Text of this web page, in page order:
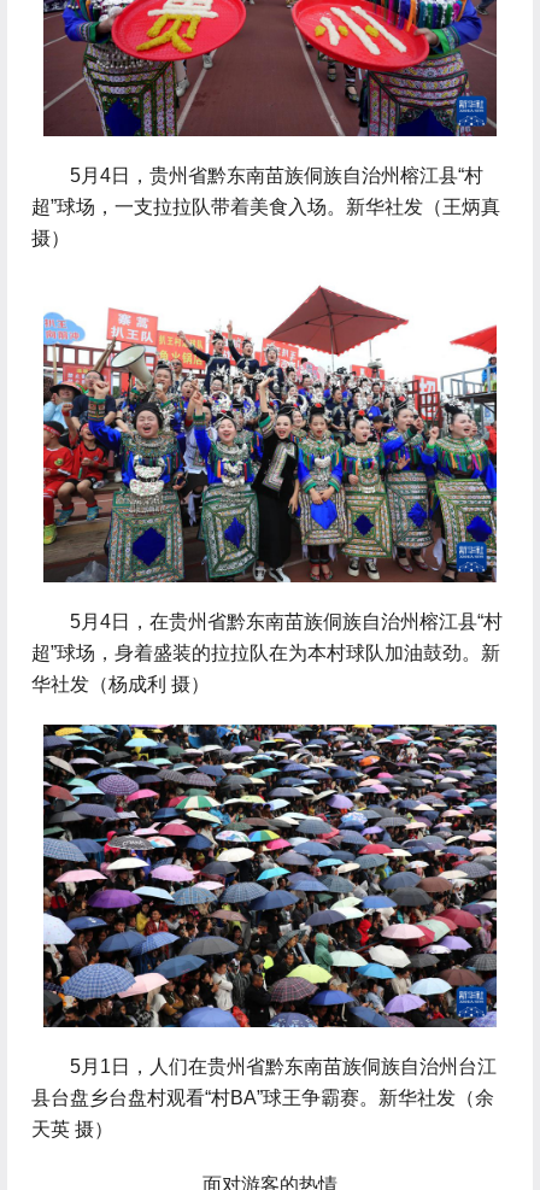
5月4日，贵州省黔东南苗族侗族自治州榕江县“村
超”球场，一支拉拉队带着美食入场。新华社发（王炳真
摄）
5月4日，在贵州省黔东南苗族侗族自治州榕江县“村
超”球场，身着盛装的拉拉队在为本村球队加油鼓劲。新
华社发（杨成利 摄）
5月1日，人们在贵州省黔东南苗族侗族自治州台江
县台盘乡台盘村观看“村BA”球王争霸赛。新华社发（余
天英 摄）
面对游客的热情